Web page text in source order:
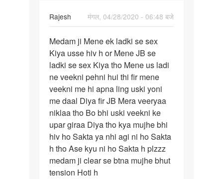
Rajesh
मंगल, 04/28/2020 - 06:48 बजे
Medam
ji
Mene
ek
ladki
se…
Medam ji Mene ek ladki se sex
Kiya usse hiv h or Mene JB se
ladki se sex Kiya tho Mene us ladi
ne veekni pehni hui thi fir mene
veekni me hi apna ling uski yoni
me daal Diya fir JB Mera veeryaa
niklaa tho Bo bhi uski veekni ke
upar giraa Diya tho kya mujhe bhi
hiv ho Sakta ya nhi agi ni ho Sakta
h tho Ase kyu ni ho Sakta h plzzz
medam ji clear se btna mujhe bhut
tension Hoti h